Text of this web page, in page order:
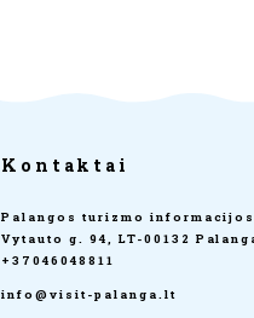
Kontaktai
Palangos turizmo
Vytauto g. 94, LT-00132
+37046048811
info@visit-palanga.lt